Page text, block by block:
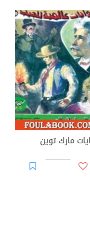
مارك توين